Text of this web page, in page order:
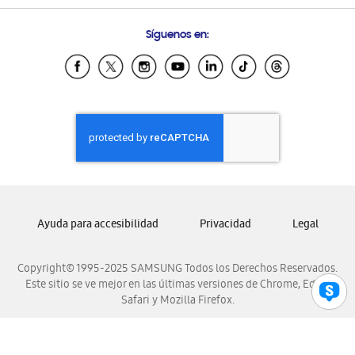
Samsung Ecuador
Samsung El Salvador
Samsung Honduras
Samsung Nicaragua
Samsung Panamá
Samsung Venezuela
Síguenos en:
Copyright© 1995-2025 SAMSUNG Todos los Derechos Reservados.
Este sitio se ve mejor en las últimas versiones de Chrome, Edge,
Safari y Mozilla Firefox.
Ayuda para accesibilidad Privacidad Legal